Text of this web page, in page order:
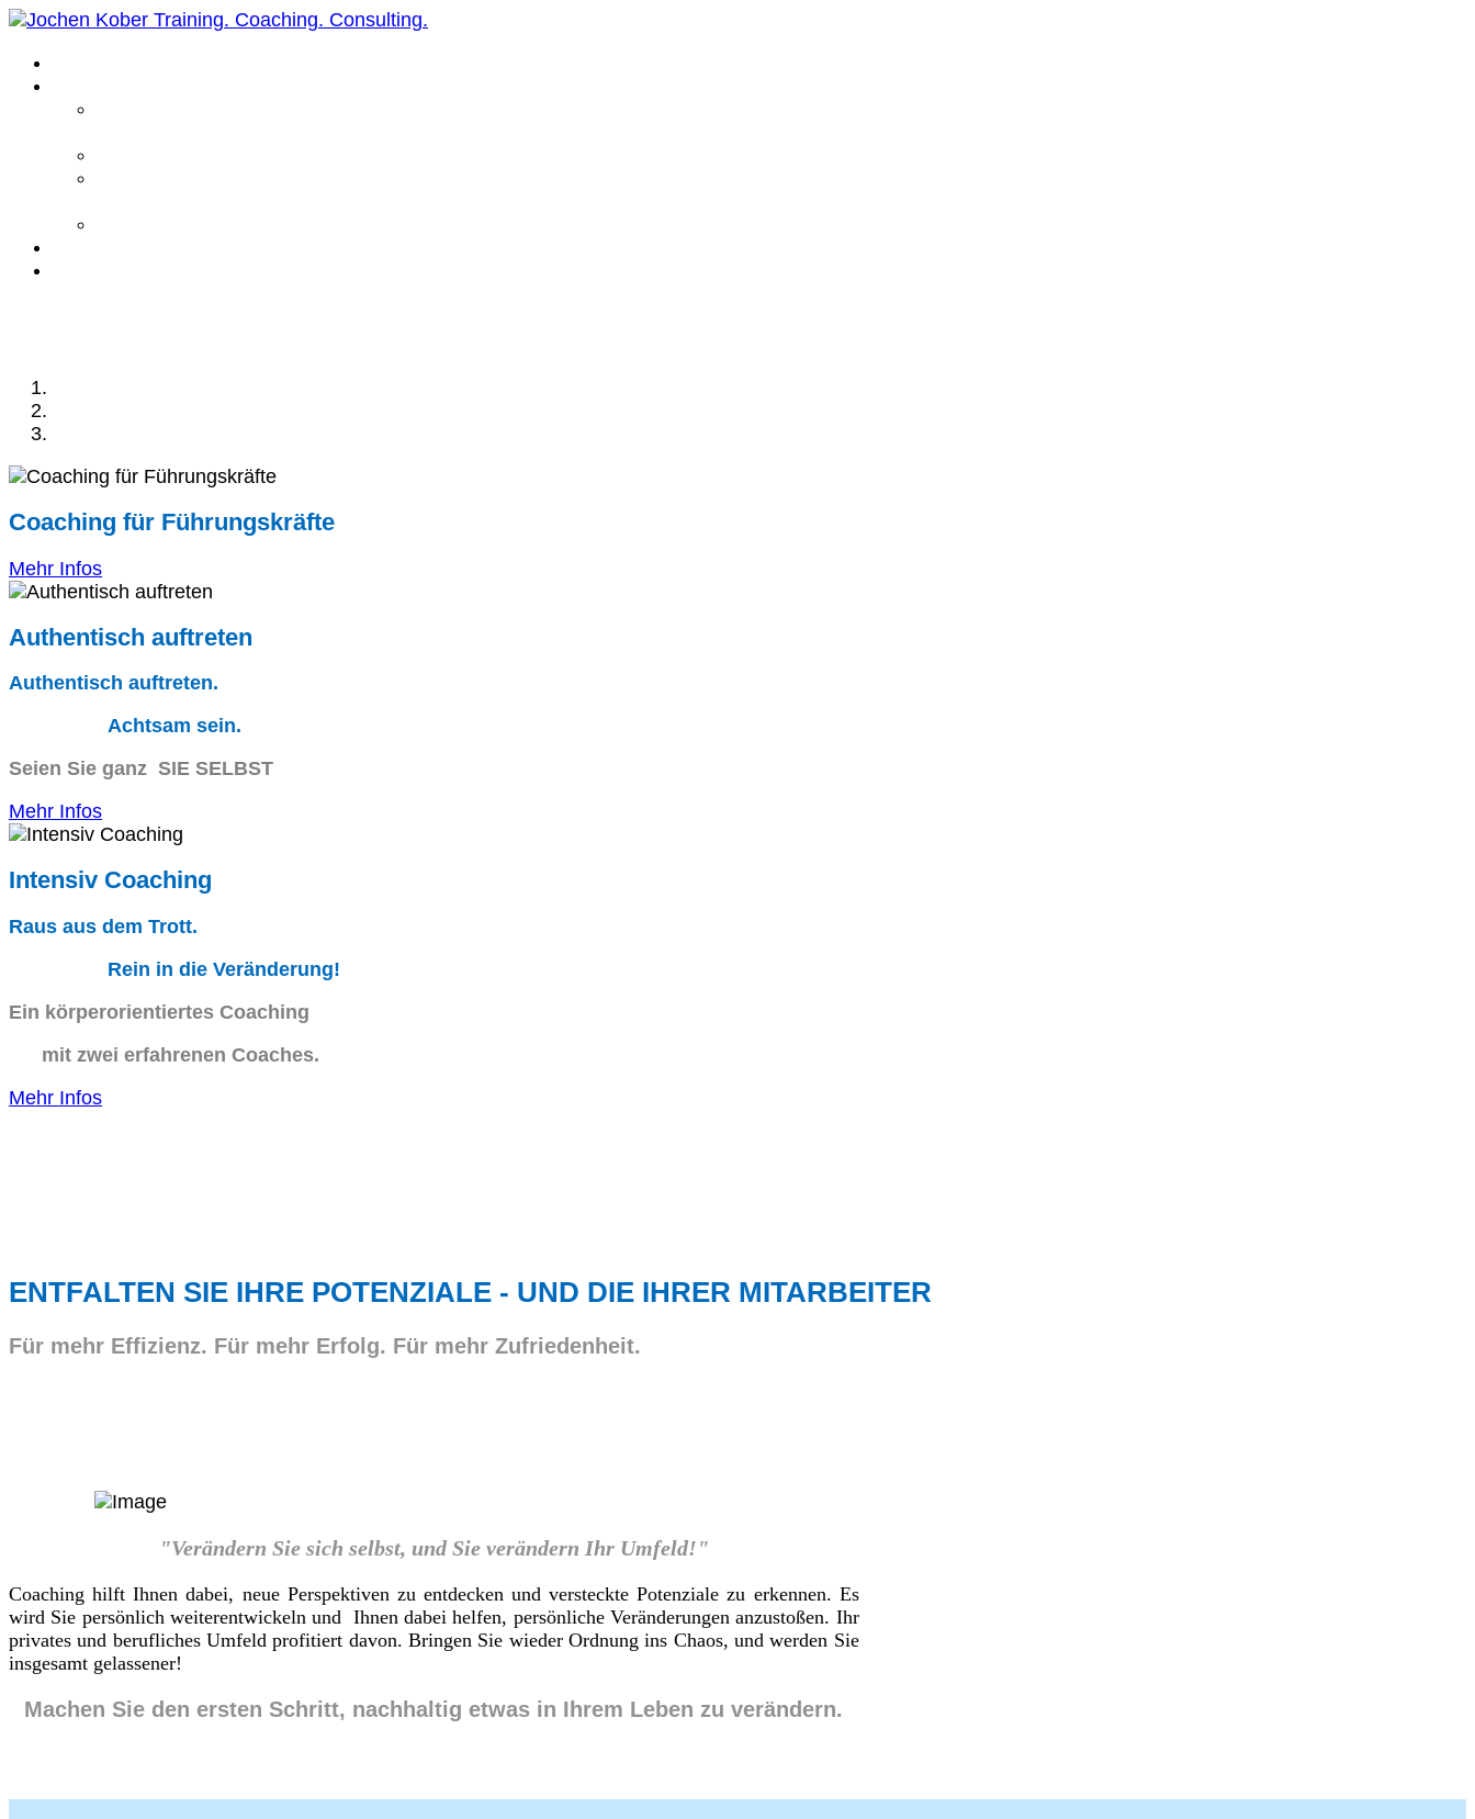
Coaching für Führungskräfte
Mehr Infos
Authentisch auftreten
Authentisch auftreten.
Achtsam sein.
Seien Sie ganz SIE SELBST
Mehr Infos
Intensiv Coaching
Raus aus dem Trott.
Rein in die Veränderung!
Ein körperorientiertes Coaching
mit zwei erfahrenen Coaches.
Mehr Infos
ENTFALTEN SIE IHRE POTENZIALE - UND DIE IHRER MITARBEITER
Für mehr Effizienz. Für mehr Erfolg. Für mehr Zufriedenheit.
"Verändern Sie sich selbst, und Sie verändern Ihr Umfeld!"
Coaching hilft Ihnen dabei, neue Perspektiven zu entdecken und versteckte Potenziale zu erkennen. Es
wird Sie persönlich weiterentwickeln und Ihnen dabei helfen, persönliche Veränderungen anzustoßen. Ihr
privates und berufliches Umfeld profitiert davon. Bringen Sie wieder Ordnung ins Chaos, und werden Sie
insgesamt gelassener!
Machen Sie den ersten Schritt, nachhaltig etwas in Ihrem Leben zu verändern.